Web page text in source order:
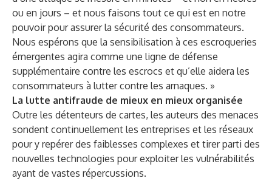
ou en jours – et nous faisons tout ce qui est en notre
pouvoir pour assurer la sécurité des consommateurs.
Nous espérons que la sensibilisation à ces escroqueries
émergentes agira comme une ligne de défense
supplémentaire contre les escrocs et qu’elle aidera les
consommateurs à lutter contre les arnaques. »
La lutte antifraude de mieux en mieux organisée
Outre les détenteurs de cartes, les auteurs des menaces
sondent continuellement les entreprises et les réseaux
pour y repérer des faiblesses complexes et tirer parti des
nouvelles technologies pour exploiter les vulnérabilités
ayant de vastes répercussions.